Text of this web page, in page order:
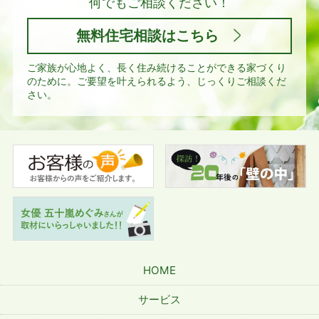
無料住宅相談はこちら
ご家族が心地よく、長く住み続けることができる家づくり
のために。
ご要望を叶えられるよう、じっくりご相談くだ
さい。
HOME
サービス